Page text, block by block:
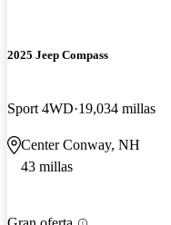
2025 Jeep Compass
Sport 4WD 19,034 millas
Center Conway, NH
43 millas